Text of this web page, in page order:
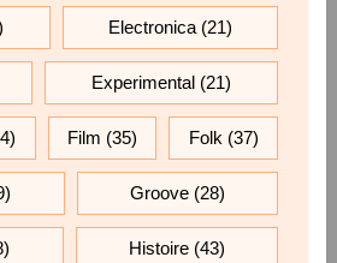
Electronica(21)
Experimental(21)
Film (35) Folk (37)
Groove(28)
Histoire(43)